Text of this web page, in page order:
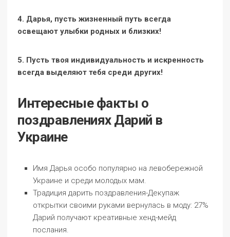
4. Дарья, пусть жизненный путь всегда
освещают улыбки родных и близких!
5. Пусть твоя индивидуальность и искренность
всегда выделяют тебя среди других!
Интересные факты о
поздравлениях Дарий в
Украине
Имя Дарья особо популярно на левобережной
Украине и среди молодых мам.
Традиция дарить поздравления-Декупаж
открытки своими руками вернулась в моду: 27%
Дарий получают креативные хенд-мейд
послания.